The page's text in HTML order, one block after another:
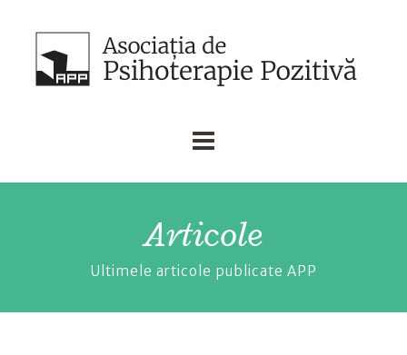
Articole
Ultimele articole publicate APP